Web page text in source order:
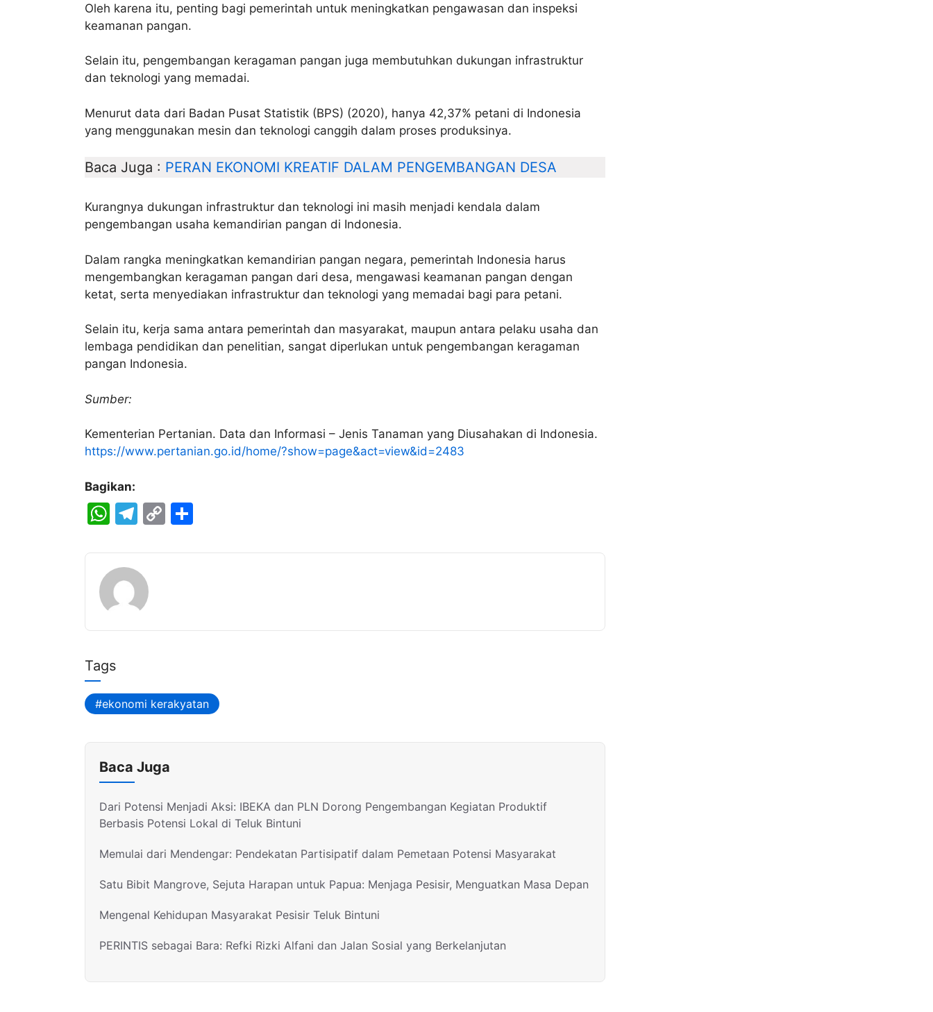
Oleh karena itu, penting bagi pemerintah untuk meningkatkan pengawasan dan inspeksi
keamanan pangan.
Selain itu, pengembangan keragaman pangan juga membutuhkan dukungan infrastruktur
dan teknologi yang memadai.
Menurut data dari Badan Pusat Statistik (BPS) (2020), hanya 42,37% petani di Indonesia
yang menggunakan mesin dan teknologi canggih dalam proses produksinya.
Baca Juga : PERAN EKONOMI KREATIF DALAM PENGEMBANGAN DESA
Kurangnya dukungan infrastruktur dan teknologi ini masih menjadi kendala dalam
pengembangan usaha kemandirian pangan di Indonesia.
Dalam rangka meningkatkan kemandirian pangan negara, pemerintah Indonesia harus
mengembangkan keragaman pangan dari desa, mengawasi keamanan pangan dengan
ketat, serta menyediakan infrastruktur dan teknologi yang memadai bagi para petani.
Selain itu, kerja sama antara pemerintah dan masyarakat, maupun antara pelaku usaha dan
lembaga pendidikan dan penelitian, sangat diperlukan untuk pengembangan keragaman
pangan Indonesia.
Sumber:
Kementerian Pertanian. Data dan Informasi – Jenis Tanaman yang Diusahakan di Indonesia.
https://www.pertanian.go.id/home/?show=page&act=view&id=2483
Bagikan:
W
at
s
A
p
T
e
gr
a
m
C
p
n
ar
Tags
ekonomi kerakyatan
Baca Juga
Dari Potensi Menjadi Aksi: IBEKA dan PLN Dorong Pengembangan Kegiatan Produktif
Berbasis Potensi Lokal di Teluk Bintuni
Memulai dari Mendengar: Pendekatan Partisipatif dalam Pemetaan Potensi Masyarakat
Satu Bibit Mangrove, Sejuta Harapan untuk Papua: Menjaga Pesisir, Menguatkan Masa Depan
Mengenal Kehidupan Masyarakat Pesisir Teluk Bintuni
PERINTIS sebagai Bara: Refki Rizki Alfani dan Jalan Sosial yang Berkelanjutan